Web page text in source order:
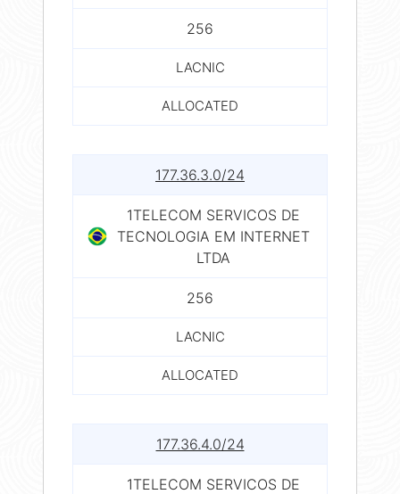
256
LACNIC
ALLOCATED
177.36.3.0/24
1TELECOM SERVICOS DE
TECNOLOGIA EM INTERNET
LTDA
256
LACNIC
ALLOCATED
177.36.4.0/24
1TELECOM SERVICOS DE